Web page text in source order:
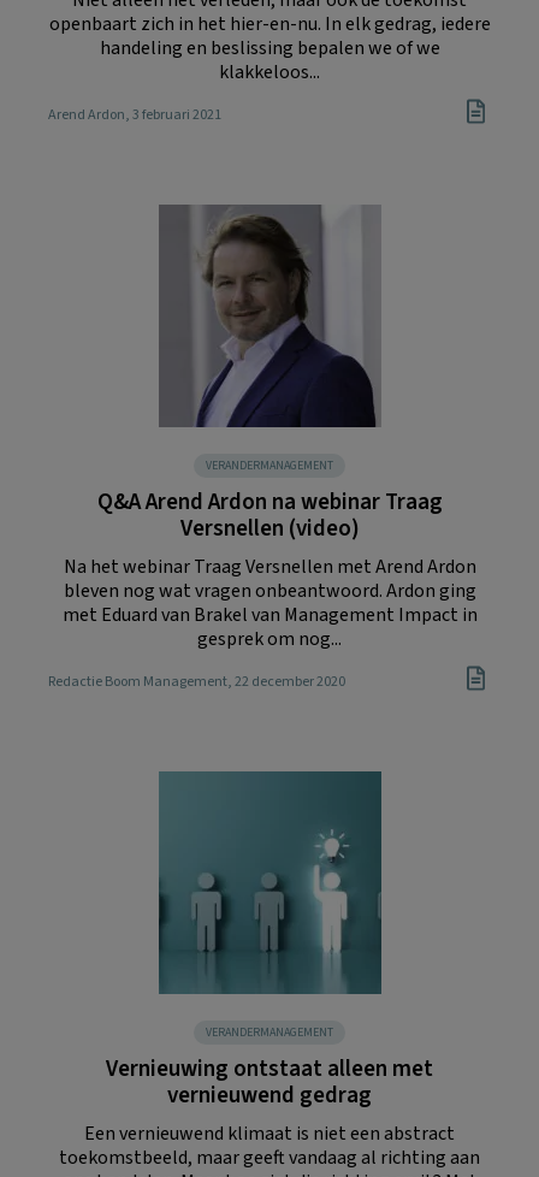
openbaart zich in het hier-en-nu. In elk gedrag, iedere
handeling en beslissing bepalen we of we
klakkeloos...
Arend Ardon, 3 februari 2021
VERANDERMANAGEMENT
Q&A Arend Ardon na webinar Traag
Versnellen (video)
Na het webinar Traag Versnellen met Arend Ardon
bleven nog wat vragen onbeantwoord. Ardon ging
met Eduard van Brakel van Management Impact in
gesprek om nog...
Redactie Boom Management, 22 december 2020
VERANDERMANAGEMENT
Vernieuwing ontstaat alleen met
vernieuwend gedrag
Een vernieuwend klimaat is niet een abstract
toekomstbeeld, maar geeft vandaag al richting aan